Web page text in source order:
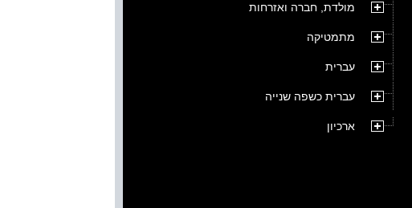
מולדת, חברה ואזרחות
מתמטיקה
עברית
עברית כשפה שנייה
ארכיון